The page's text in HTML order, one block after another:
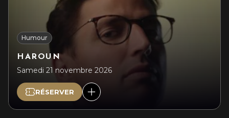
Humour
HAROUN
Samedi 21 novembre 2026
RÉSERVER